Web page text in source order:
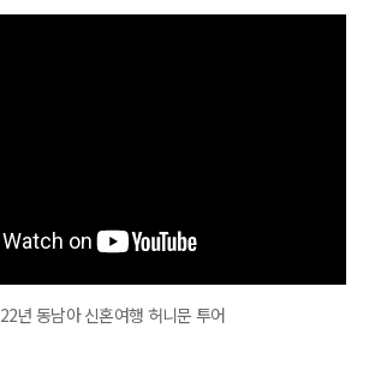
년 동남아 신혼여행 허니문 투어